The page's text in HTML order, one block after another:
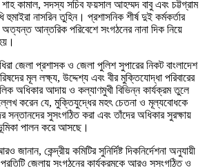
কামাল, সদস্য সচিব ফয়সাল আহম্মদ বাবু এবং চট্টগ্রাম
হুমাইরা নাসরিন তুহিন। প্রশাসনিক শীর্ষ দুই কর্মকর্তার
অত্যন্ত আন্তরিক পরিবেশে সংগঠনের নানা দিক নিয়ে
জেলা প্রশাসক ও জেলা পুলিশ সুপারের নিকট বাংলাদেশ
মূল লক্ষ্য, উদ্দেশ্য এবং বীর মুক্তিযোদ্ধা পরিবারের
অধিকার আদায় ও কল্যাণমুখী বিভিন্ন কার্যক্রম তুলে
করেন যে, মুক্তিযুদ্ধের মহৎ চেতনা ও মূল্যবোধকে
সন্তানদের সুসংগঠিত করা এবং তাঁদের অধিকার সুরক্ষায়
পালন করে আসছে।
জানান, কেন্দ্রীয় কমিটির সুনির্দিষ্ট দিকনির্দেশনা অনুযায়ী
প্রতিটি জেলায় সংগঠনের কার্যক্রমকে আরও সুসংগঠিত ও